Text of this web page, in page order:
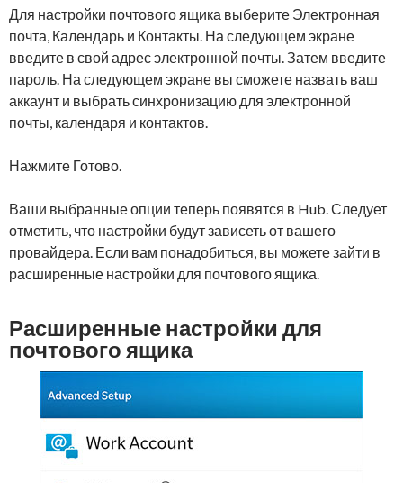
Для настройки почтового ящика выберите Электронная
почта, Календарь и Контакты. На следующем экране
введите в свой адрес электронной почты. Затем введите
пароль. На следующем экране вы сможете назвать ваш
аккаунт и выбрать синхронизацию для электронной
почты, календаря и контактов.
Нажмите Готово.
Ваши выбранные опции теперь появятся в Hub. Следует
отметить, что настройки будут зависеть от вашего
провайдера. Если вам понадобиться, вы можете зайти в
расширенные настройки для почтового ящика.
Расширенные настройки для
почтового ящика